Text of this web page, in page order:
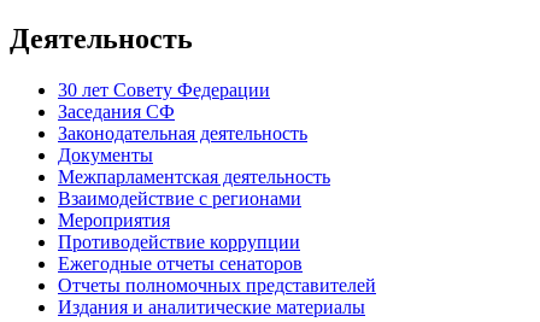
Деятельность
30 лет Совету Федерации
Заседания СФ
Законодательная деятельность
Документы
Межпарламентская деятельность
Взаимодействие с регионами
Мероприятия
Противодействие коррупции
Ежегодные отчеты сенаторов
Отчеты полномочных представителей
Издания и аналитические материалы